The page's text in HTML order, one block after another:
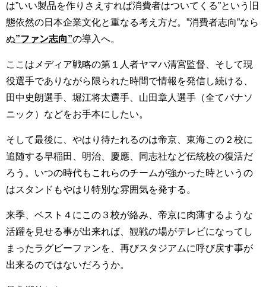
は”いい製品を作りさえすれば消費者はついてくる”という旧
態依然の日本企業文化と重なる考え方だ。”消費者志向”なら
ぬ”ファン志向”の導入へ。
ここはメディア戦略の第１人者ヤマハ清宮監督、そして現
役選手でありながら限られた時間で情報を発信し続ける、
田中史朗選手、堀江将太選手、山田章人選手（全てパナソ
ニック）などをお手本にしたい。
そして最後に、やはり待たれるのは帝京、東海この２校に
追随する早稲田、明治、慶應、同志社など伝統校の復活だ
ろう。いつの時代もこれらのチームが強かった時というの
はスタンドもやはり特別な雰囲気を発する。
来季、ベスト４にこの３校が絡み、帝京に肉薄するような
活躍を見せる事が出来れば、観戦の場がテレビになってし
まったラグビーファンを、再びスタジアムに呼び戻す事が
出来るのではないだろうか。